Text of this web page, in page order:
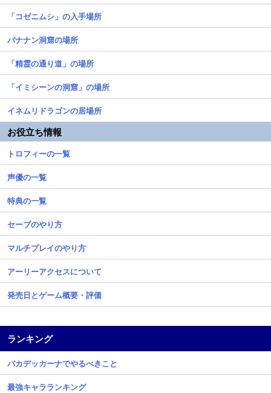
「コゼニムシ」の入手場所
バナナン洞窟の場所
「精霊の通り道」の場所
「イミシーンの洞窟」の場所
イネムリドラゴンの居場所
お役立ち情報
トロフィーの一覧
声優の一覧
特典の一覧
セーブのやり方
マルチプレイのやり方
アーリーアクセスについて
発売日とゲーム概要・評価
ランキング
バカデッカーナでやるべきこと
最強キャラランキング